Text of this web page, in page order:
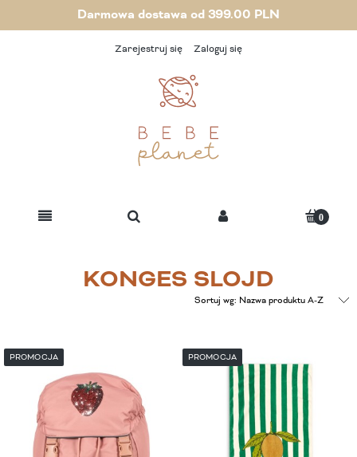
Darmowa dostawa od 399.00 PLN
Zarejestruj się Zaloguj się
KONGES SLOJD
Sortuj wg: Nazwa produktu A-Z
PROMOCJA PROMOCJA